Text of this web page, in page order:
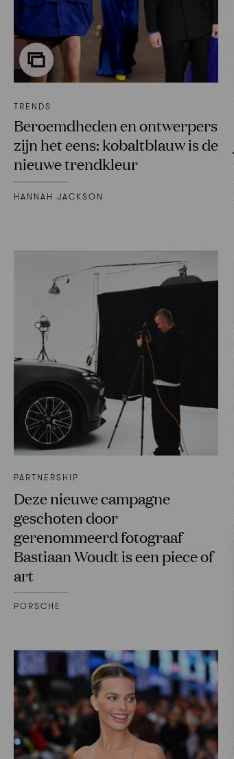
TRENDS
Beroemdheden en ontwerpers
zijn het eens: kobaltblauw is de
nieuwe trendkleur
HANNAH JACKSON
PARTNERSHIP
Deze nieuwe campagne
geschoten door
gerenommeerd fotograaf
Bastiaan Woudt is een piece of
art
PORSCHE